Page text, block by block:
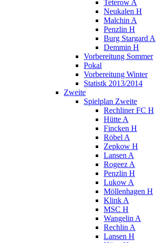
Teterow A
Neukalen H
Malchin A
Penzlin H
Burg Stargard A
Demmin H
Vorbereitung Sommer
Pokal
Vorbereitung Winter
Statistk 2013/2014
Zweite
Spielplan Zweite
Rechliner FC H
Hütte A
Fincken H
Röbel A
Zepkow H
Lansen A
Rogeez A
Penzlin H
Lukow A
Möllenhagen H
Klink A
MSC H
Wangelin A
Rechlin A
Lansen H